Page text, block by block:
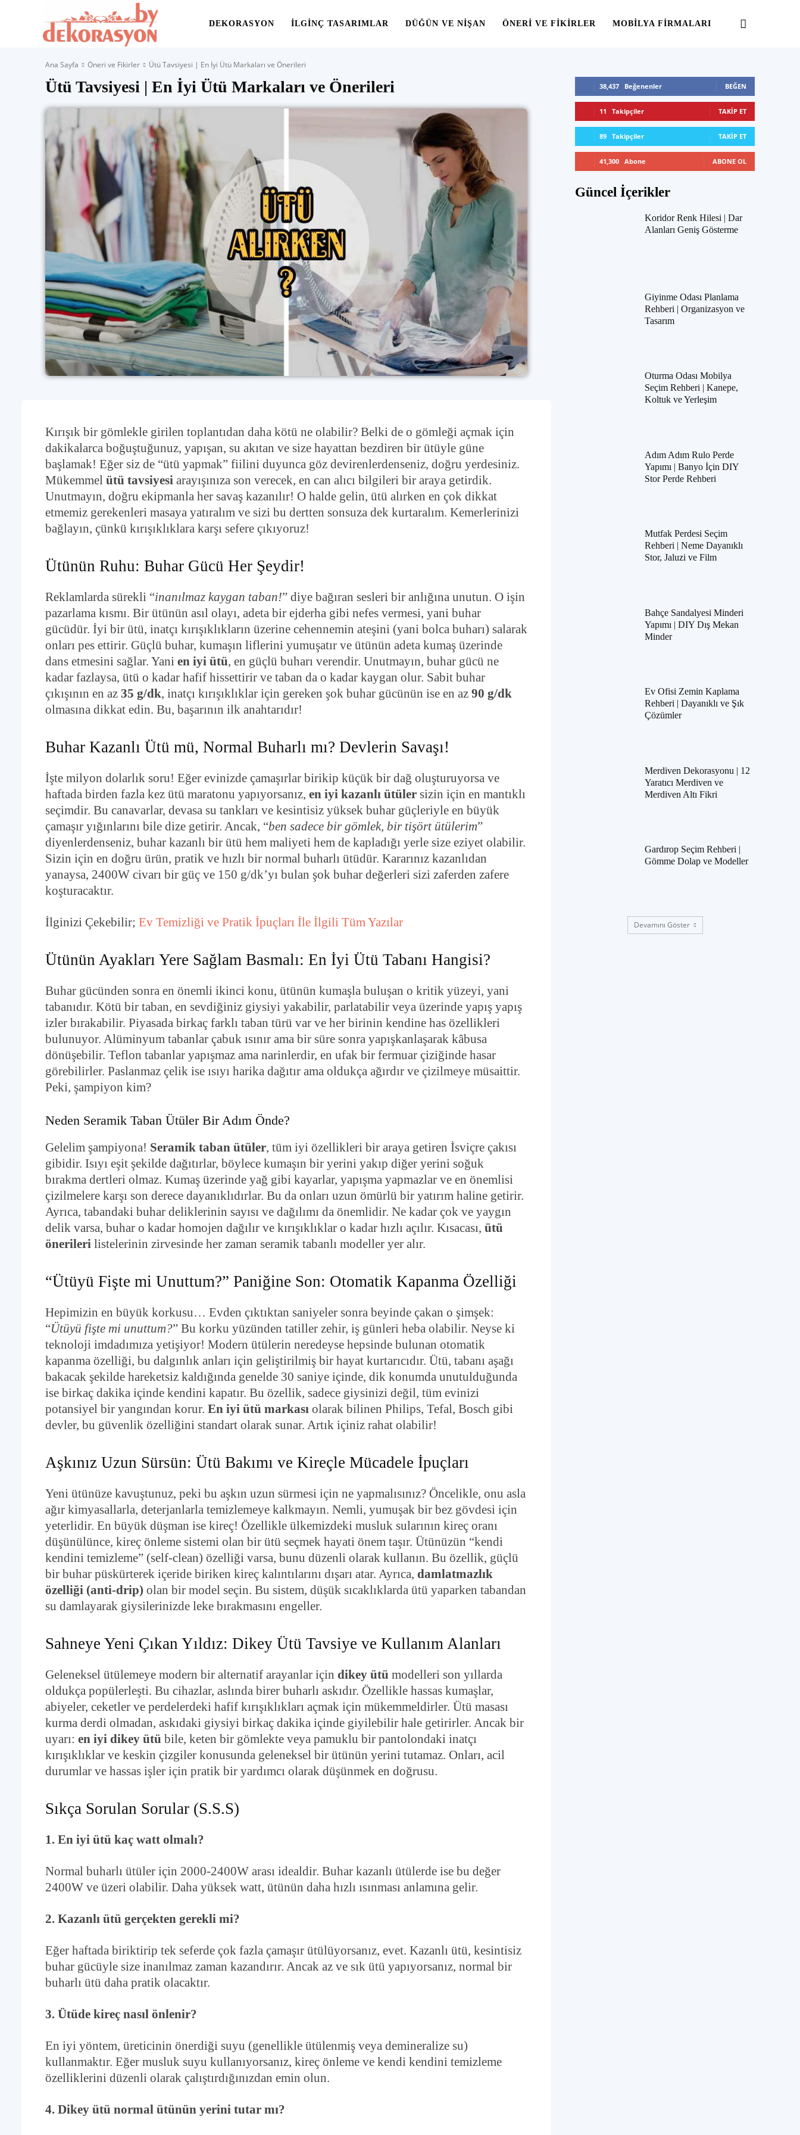
Alanınıza
İlham
DEKORASYON İLGINÇ TASARIMLAR DÜĞÜN VE NIŞAN ÖNERI VE FIKIRLER MOBILYA FIRMALARI
Ana Sayfa Öneri ve Fikirler Ütü Tavsiyesi | En İyi Ütü Markaları ve Önerileri
Ütü Tavsiyesi | En İyi Ütü Markaları ve Önerileri
Kırışık bir gömlekle girilen toplantıdan daha kötü ne olabilir? Belki de o gömleği açmak için
dakikalarca boğuştuğunuz, yapışan, su akıtan ve size hayattan bezdiren bir ütüyle güne
başlamak! Eğer siz de “ütü yapmak” fiilini duyunca göz devirenlerdenseniz, doğru yerdesiniz.
Mükemmel ütü tavsiyesi arayışınıza son verecek, en can alıcı bilgileri bir araya getirdik.
Unutmayın, doğru ekipmanla her savaş kazanılır! O halde gelin, ütü alırken en çok dikkat
etmemiz gerekenleri masaya yatıralım ve sizi bu dertten sonsuza dek kurtaralım. Kemerlerinizi
bağlayın, çünkü kırışıklıklara karşı sefere çıkıyoruz!
Ütünün Ruhu: Buhar Gücü Her Şeydir!
Reklamlarda sürekli “inanılmaz kaygan taban!” diye bağıran sesleri bir anlığına unutun. O işin
pazarlama kısmı. Bir ütünün asıl olayı, adeta bir ejderha gibi nefes vermesi, yani buhar
gücüdür. İyi bir ütü, inatçı kırışıklıkların üzerine cehennemin ateşini (yani bolca buharı) salarak
onları pes ettirir. Güçlü buhar, kumaşın liflerini yumuşatır ve ütünün adeta kumaş üzerinde
dans etmesini sağlar. Yani en iyi ütü, en güçlü buharı verendir. Unutmayın, buhar gücü ne
kadar fazlaysa, ütü o kadar hafif hissettirir ve taban da o kadar kaygan olur. Sabit buhar
çıkışının en az 35 g/dk, inatçı kırışıklıklar için gereken şok buhar gücünün ise en az 90 g/dk
olmasına dikkat edin. Bu, başarının ilk anahtarıdır!
Buhar Kazanlı Ütü mü, Normal Buharlı mı? Devlerin Savaşı!
İşte milyon dolarlık soru! Eğer evinizde çamaşırlar birikip küçük bir dağ oluşturuyorsa ve
haftada birden fazla kez ütü maratonu yapıyorsanız, en iyi kazanlı ütüler sizin için en mantıklı
seçimdir. Bu canavarlar, devasa su tankları ve kesintisiz yüksek buhar güçleriyle en büyük
çamaşır yığınlarını bile dize getirir. Ancak, “ben sadece bir gömlek, bir tişört ütülerim”
diyenlerdenseniz, buhar kazanlı bir ütü hem maliyeti hem de kapladığı yerle size eziyet olabilir.
Sizin için en doğru ürün, pratik ve hızlı bir normal buharlı ütüdür. Kararınız kazanlıdan
yanaysa, 2400W civarı bir güç ve 150 g/dk’yı bulan şok buhar değerleri sizi zaferden zafere
koşturacaktır.
İlginizi Çekebilir; Ev Temizliği ve Pratik İpuçları İle İlgili Tüm Yazılar
Ütünün Ayakları Yere Sağlam Basmalı: En İyi Ütü Tabanı Hangisi?
Buhar gücünden sonra en önemli ikinci konu, ütünün kumaşla buluşan o kritik yüzeyi, yani
tabanıdır. Kötü bir taban, en sevdiğiniz giysiyi yakabilir, parlatabilir veya üzerinde yapış yapış
izler bırakabilir. Piyasada birkaç farklı taban türü var ve her birinin kendine has özellikleri
bulunuyor. Alüminyum tabanlar çabuk ısınır ama bir süre sonra yapışkanlaşarak kâbusa
dönüşebilir. Teflon tabanlar yapışmaz ama narinlerdir, en ufak bir fermuar çiziğinde hasar
görebilirler. Paslanmaz çelik ise ısıyı harika dağıtır ama oldukça ağırdır ve çizilmeye müsaittir.
Peki, şampiyon kim?
Neden Seramik Taban Ütüler Bir Adım Önde?
Gelelim şampiyona! Seramik taban ütüler, tüm iyi özellikleri bir araya getiren İsviçre çakısı
gibidir. Isıyı eşit şekilde dağıtırlar, böylece kumaşın bir yerini yakıp diğer yerini soğuk
bırakma dertleri olmaz. Kumaş üzerinde yağ gibi kayarlar, yapışma yapmazlar ve en önemlisi
çizilmelere karşı son derece dayanıklıdırlar. Bu da onları uzun ömürlü bir yatırım haline getirir.
Ayrıca, tabandaki buhar deliklerinin sayısı ve dağılımı da önemlidir. Ne kadar çok ve yaygın
delik varsa, buhar o kadar homojen dağılır ve kırışıklıklar o kadar hızlı açılır. Kısacası, ütü
önerileri listelerinin zirvesinde her zaman seramik tabanlı modeller yer alır.
“Ütüyü Fişte mi Unuttum?” Paniğine Son: Otomatik Kapanma Özelliği
Hepimizin en büyük korkusu… Evden çıktıktan saniyeler sonra beyinde çakan o şimşek:
“Ütüyü fişte mi unuttum?” Bu korku yüzünden tatiller zehir, iş günleri heba olabilir. Neyse ki
teknoloji imdadımıza yetişiyor! Modern ütülerin neredeyse hepsinde bulunan otomatik
kapanma özelliği, bu dalgınlık anları için geliştirilmiş bir hayat kurtarıcıdır. Ütü, tabanı aşağı
bakacak şekilde hareketsiz kaldığında genelde 30 saniye içinde, dik konumda unutulduğunda
ise birkaç dakika içinde kendini kapatır. Bu özellik, sadece giysinizi değil, tüm evinizi
potansiyel bir yangından korur. En iyi ütü markası olarak bilinen Philips, Tefal, Bosch gibi
devler, bu güvenlik özelliğini standart olarak sunar. Artık içiniz rahat olabilir!
Aşkınız Uzun Sürsün: Ütü Bakımı ve Kireçle Mücadele İpuçları
Yeni ütünüze kavuştunuz, peki bu aşkın uzun sürmesi için ne yapmalısınız? Öncelikle, onu asla
ağır kimyasallarla, deterjanlarla temizlemeye kalkmayın. Nemli, yumuşak bir bez gövdesi için
yeterlidir. En büyük düşman ise kireç! Özellikle ülkemizdeki musluk sularının kireç oranı
düşünülünce, kireç önleme sistemi olan bir ütü seçmek hayati önem taşır. Ütünüzün “kendi
kendini temizleme” (self-clean) özelliği varsa, bunu düzenli olarak kullanın. Bu özellik, güçlü
bir buhar püskürterek içeride biriken kireç kalıntılarını dışarı atar. Ayrıca, damlatmazlık
özelliği (anti-drip) olan bir model seçin. Bu sistem, düşük sıcaklıklarda ütü yaparken tabandan
su damlayarak giysilerinizde leke bırakmasını engeller.
Sahneye Yeni Çıkan Yıldız: Dikey Ütü Tavsiye ve Kullanım Alanları
Geleneksel ütülemeye modern bir alternatif arayanlar için dikey ütü modelleri son yıllarda
oldukça popülerleşti. Bu cihazlar, aslında birer buharlı askıdır. Özellikle hassas kumaşlar,
abiyeler, ceketler ve perdelerdeki hafif kırışıklıkları açmak için mükemmeldirler. Ütü masası
kurma derdi olmadan, askıdaki giysiyi birkaç dakika içinde giyilebilir hale getirirler. Ancak bir
uyarı: en iyi dikey ütü bile, keten bir gömlekte veya pamuklu bir pantolondaki inatçı
kırışıklıklar ve keskin çizgiler konusunda geleneksel bir ütünün yerini tutamaz. Onları, acil
durumlar ve hassas işler için pratik bir yardımcı olarak düşünmek en doğrusu.
Sıkça Sorulan Sorular (S.S.S)
1. En iyi ütü kaç watt olmalı?
Normal buharlı ütüler için 2000-2400W arası idealdir. Buhar kazanlı ütülerde ise bu değer
2400W ve üzeri olabilir. Daha yüksek watt, ütünün daha hızlı ısınması anlamına gelir.
2. Kazanlı ütü gerçekten gerekli mi?
Eğer haftada biriktirip tek seferde çok fazla çamaşır ütülüyorsanız, evet. Kazanlı ütü, kesintisiz
buhar gücüyle size inanılmaz zaman kazandırır. Ancak az ve sık ütü yapıyorsanız, normal bir
buharlı ütü daha pratik olacaktır.
3. Ütüde kireç nasıl önlenir?
En iyi yöntem, üreticinin önerdiği suyu (genellikle ütülenmiş veya demineralize su)
kullanmaktır. Eğer musluk suyu kullanıyorsanız, kireç önleme ve kendi kendini temizleme
özelliklerini düzenli olarak çalıştırdığınızdan emin olun.
4. Dikey ütü normal ütünün yerini tutar mı?
38,437 Beğenenler BEĞEN
11 Takipçiler TAKIP ET
89 Takipçiler TAKIP ET
41,300 Abone ABONE OL
Güncel İçerikler
Koridor Renk Hilesi | Dar
Alanları Geniş Gösterme
Giyinme Odası Planlama
Rehberi | Organizasyon ve
Tasarım
Oturma Odası Mobilya
Seçim Rehberi | Kanepe,
Koltuk ve Yerleşim
Adım Adım Rulo Perde
Yapımı | Banyo İçin DIY
Stor Perde Rehberi
Mutfak Perdesi Seçim
Rehberi | Neme Dayanıklı
Stor, Jaluzi ve Film
Bahçe Sandalyesi Minderi
Yapımı | DIY Dış Mekan
Minder
Ev Ofisi Zemin Kaplama
Rehberi | Dayanıklı ve Şık
Çözümler
Merdiven Dekorasyonu | 12
Yaratıcı Merdiven ve
Merdiven Altı Fikri
Gardırop Seçim Rehberi |
Gömme Dolap ve Modeller
Devamını Göster